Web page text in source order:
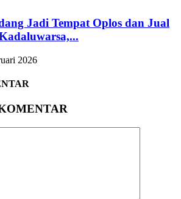
Jadi Tempat Oplos dan Jual
2026